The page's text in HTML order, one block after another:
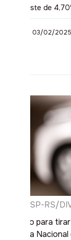
Reajuste de
03/02/2025
SSP-RS/
O preço para
Carteira